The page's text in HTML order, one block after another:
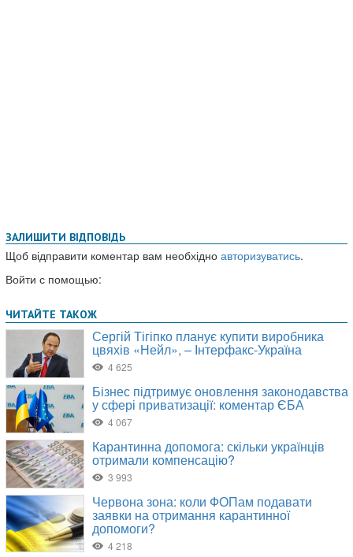
ЗАЛИШИТИ ВІДПОВІДЬ
Щоб відправити коментар вам необхідно авторизуватись.
Войти с помощью: